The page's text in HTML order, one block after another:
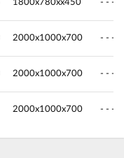
1800х780хх450 - - -
2000х1000х700 - - -
2000х1000х700 - - -
2000х1000х700 - - -